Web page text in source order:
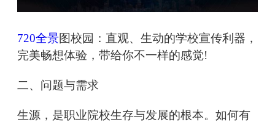
720全景图校园：直观、生动的学校宣传利器，
完美畅想体验，带给你不一样的感觉!
二、问题与需求
生源，是职业院校生存与发展的根本。如何有